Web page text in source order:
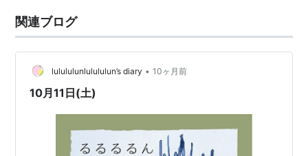
関連ブログ
lulululunlulululun’s diary • 10ヶ月前
10月11日(土)